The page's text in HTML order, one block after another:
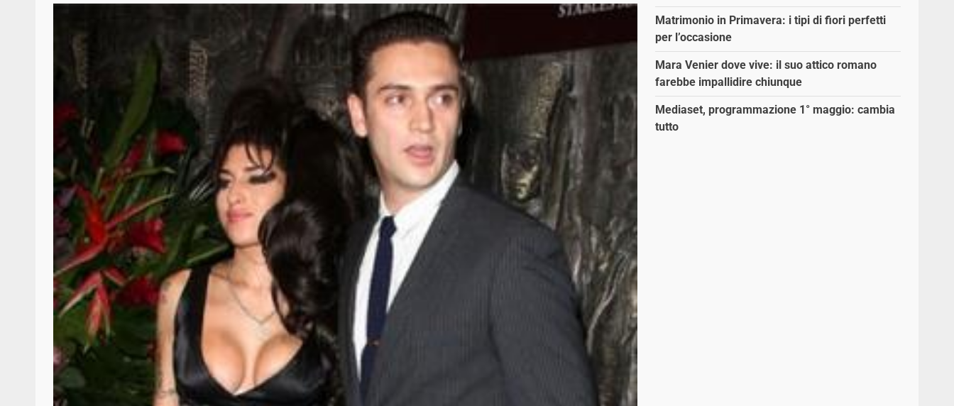
Matrimonio in Primavera: i tipi di fiori perfetti
per l’occasione
Mara Venier dove vive: il suo attico romano
farebbe impallidire chiunque
Mediaset, programmazione 1° maggio: cambia
tutto